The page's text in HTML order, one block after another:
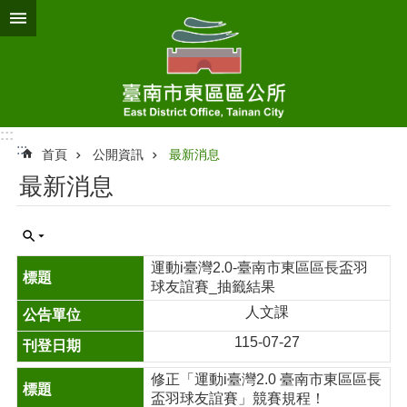
跳到主要內容區塊
:::
:::
首頁 公開資訊 最新消息
最新消息
運動i臺灣2.0-臺南市東區區長盃羽
球友誼賽_抽籤結果
人文課
115-07-27
修正「運動i臺灣2.0 臺南市東區區長
盃羽球友誼賽」競賽規程！